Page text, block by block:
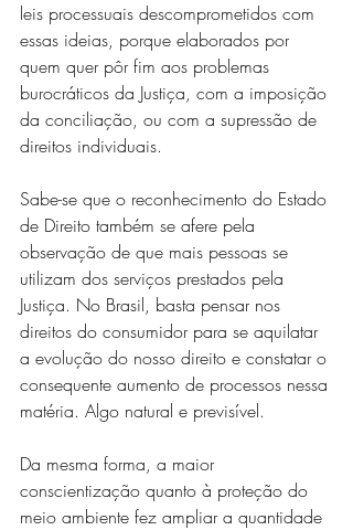
leis processuais descomprometidos com
essas ideias, porque elaborados por
quem quer pôr fim aos problemas
burocráticos da Justiça, com a imposição
da conciliação, ou com a supressão de
direitos individuais.
Sabe-se que o reconhecimento do Estado
de Direito também se afere pela
observação de que mais pessoas se
utilizam dos serviços prestados pela
Justiça. No Brasil, basta pensar nos
direitos do consumidor para se aquilatar
a evolução do nosso direito e constatar o
consequente aumento de processos nessa
matéria. Algo natural e previsível.
Da mesma forma, a maior
conscientização quanto à proteção do
meio ambiente fez ampliar a quantidade